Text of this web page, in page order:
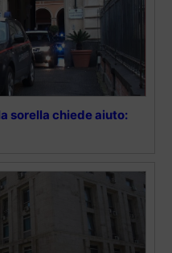
sorella chiede aiuto: